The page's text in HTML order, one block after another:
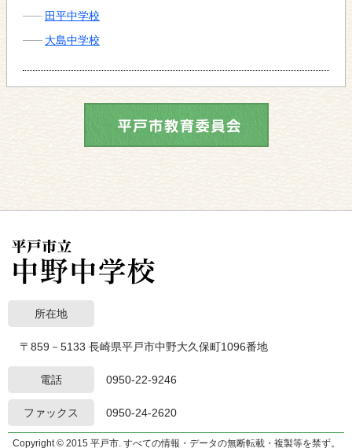
田平中学校
大島中学校
所在地
〒859－5133 長崎県平戸市中野大久保町1096番地
電話 0950-22-9246
ファックス 0950-24-2620
Copyright © 2015 平戸市. すべての情報・データの無断転載・複製等を禁ず。